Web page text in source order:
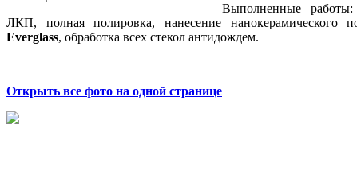
Выполненные работы:
ЛКП, полная полировка, нанесение нанокерамического
Everglass, обработка всех стекол антидождем.
Открыть все фото на одной странице